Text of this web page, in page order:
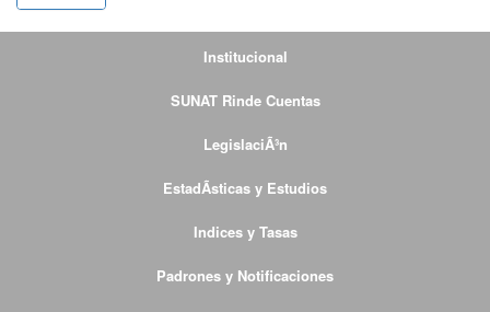
Institucional
SUNAT Rinde Cuentas
LegislaciÃ³n
EstadÃ­sticas y Estudios
Indices y Tasas
Padrones y Notificaciones